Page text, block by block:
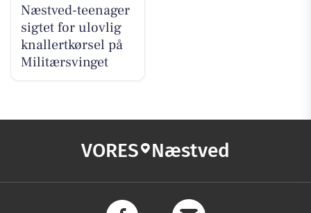
Næstved-teenager
sigtet for ulovlig
knallertkørsel på
Militærsvinget
VORES Næstved